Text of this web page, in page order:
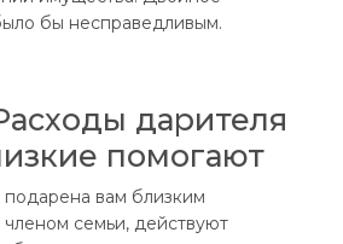
бы несправедливым.
дарителя
помогают
вам близким
семьи, действуют